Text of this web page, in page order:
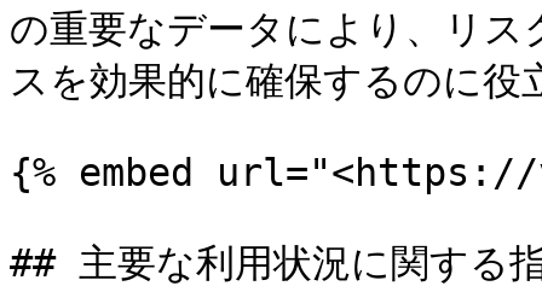
の重要なデータにより、リ
スを効果的に確保するのに役
{% embed url="<https://
## 主要な利用状況に関す